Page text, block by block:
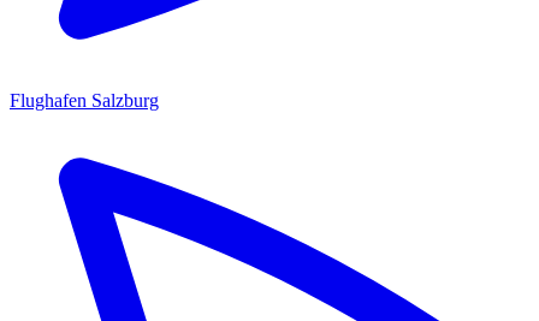
Flughafen Salzburg